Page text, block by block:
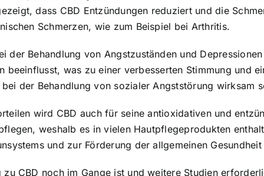
dass CBD Entzündungen reduziert und die
Schmerzen, wie zum Beispiel bei Arthritis.
der Behandlung von Angstzuständen und
was zu einer verbesserten Stimmung und
der Behandlung von sozialer Angststörung wirksam
wird CBD auch für seine antioxidativen und
weshalb es in vielen Hautpflegeprodukten
und zur Förderung der allgemeinen
CBD noch im Gange ist und weitere Studien